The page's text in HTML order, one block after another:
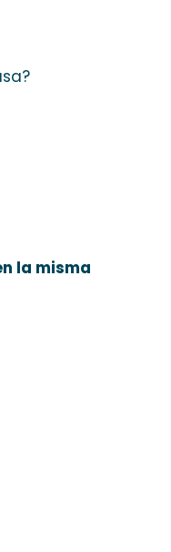
la misma